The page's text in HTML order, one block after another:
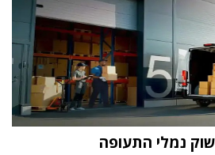
נמלי התעופה